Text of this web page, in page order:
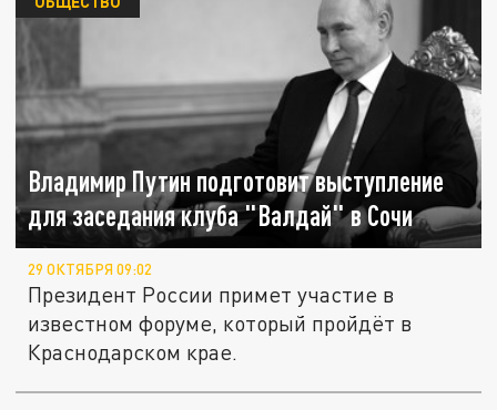
Владимир Путин подготовит выступление
для заседания клуба "Валдай" в Сочи
29 ОКТЯБРЯ 09:02
Президент России примет участие в
известном форуме, который пройдёт в
Краснодарском крае.